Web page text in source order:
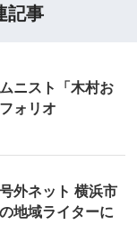
記事
ニスト「木村お
ォリオ
外ネット 横浜市
地域ライターに